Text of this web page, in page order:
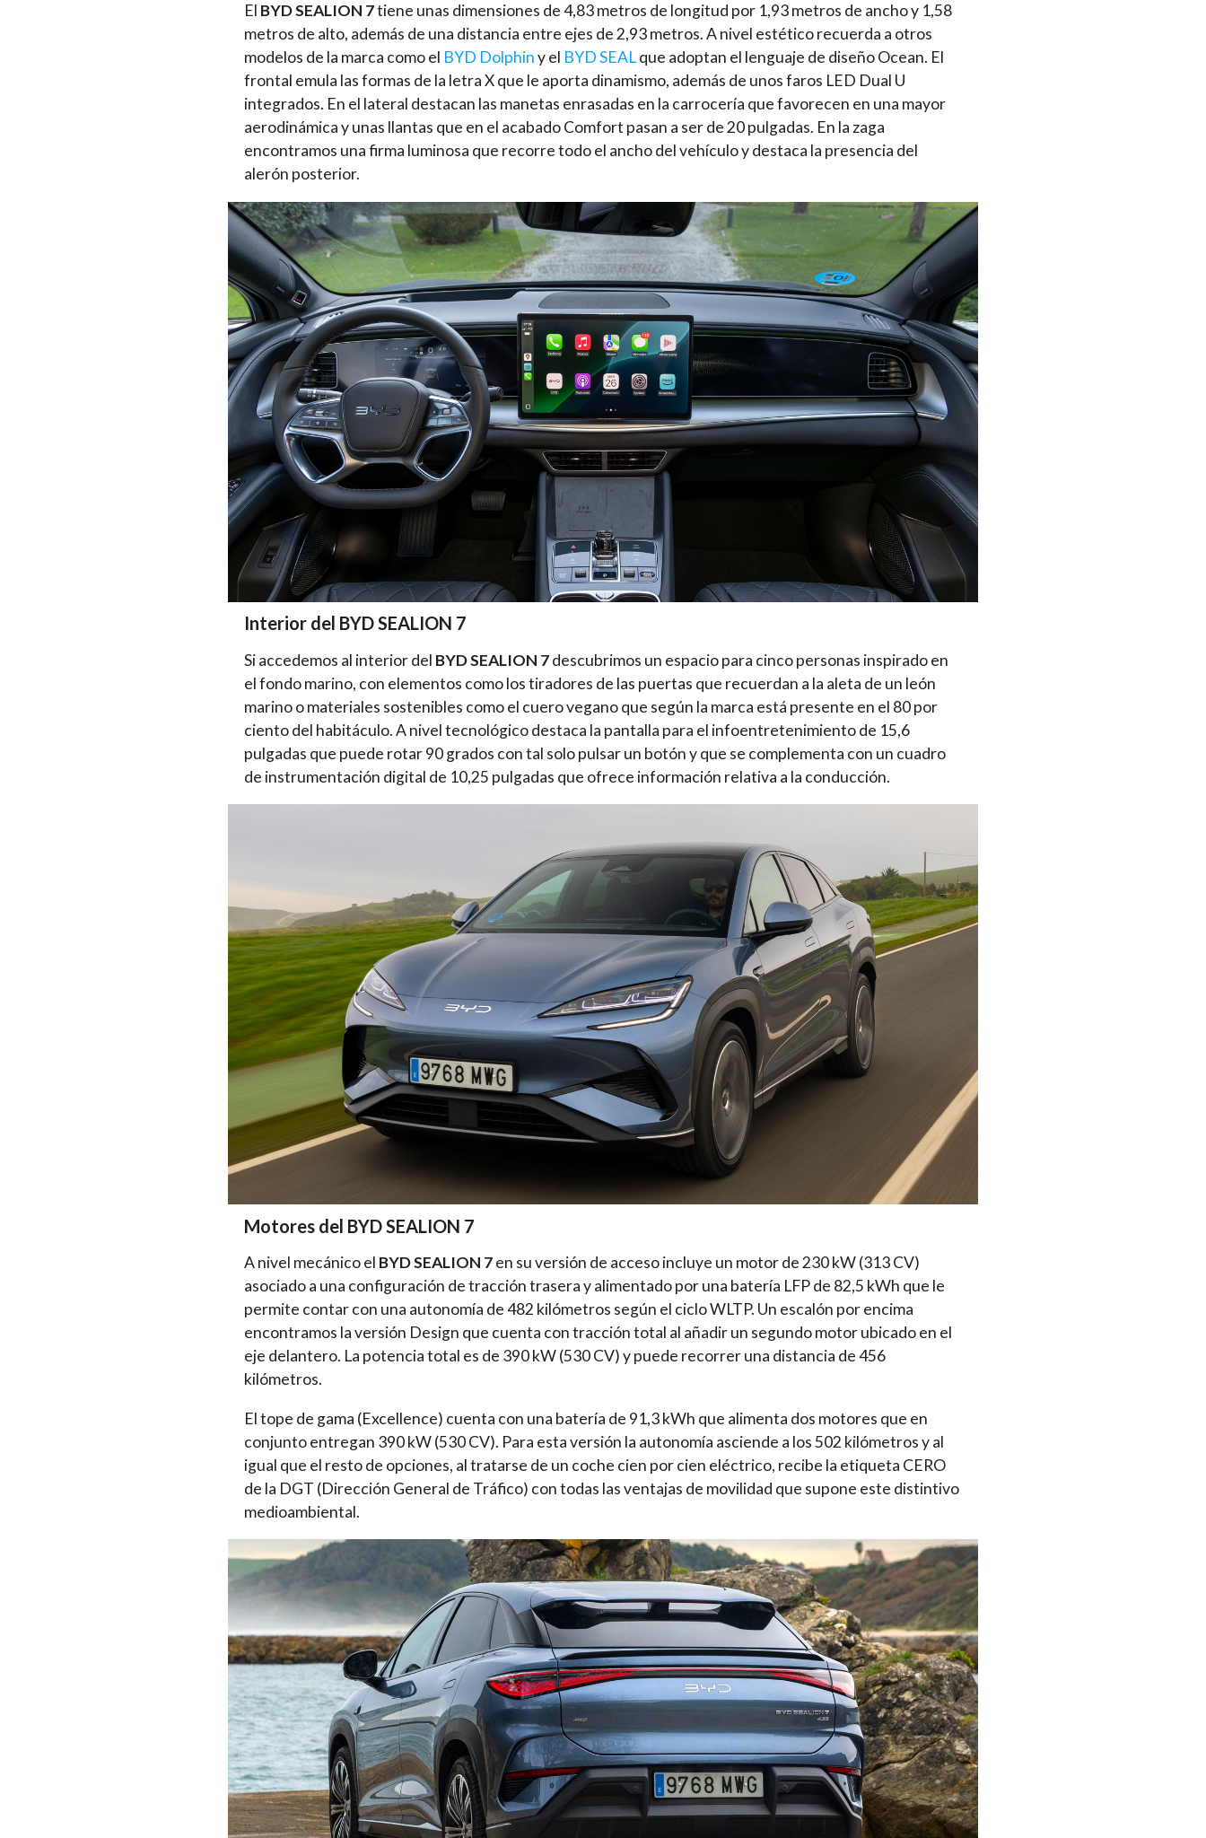
El BYD SEALION 7tiene unas dimensiones de 4,83 metros de longitud por 1,93 metros de ancho y 1,58
metros de alto, además de una distancia entre ejes de 2,93 metros. A nivel estético recuerda a otros
modelos de la marca como el BYD Dolphiny el BYD SEALque adoptan el lenguaje de diseño Ocean. El
frontal emula las formas de la letra X que le aporta dinamismo, además de unos faros LED Dual U
integrados. En el lateral destacan las manetas enrasadas en la carrocería que favorecen en una mayor
aerodinámica y unas llantas que en el acabado Comfort pasan a ser de 20 pulgadas. En la zaga
encontramos una firma luminosa que recorre todo el ancho del vehículo y destaca la presencia del
alerón posterior.
Interior del BYD SEALION 7
Si accedemos al interior del BYD SEALION 7descubrimos un espacio para cinco personas inspirado en
el fondo marino, con elementos como los tiradores de las puertas que recuerdan a la aleta de un león
marino o materiales sostenibles como el cuero vegano que según la marca está presente en el 80 por
ciento del habitáculo. A nivel tecnológico destaca la pantalla para el infoentretenimiento de 15,6
pulgadas que puede rotar 90 grados con tal solo pulsar un botón y que se complementa con un cuadro
de instrumentación digital de 10,25 pulgadas que ofrece información relativa a la conducción.
Motores del BYD SEALION 7
A nivel mecánico el BYD SEALION 7en su versión de acceso incluye un motor de 230 kW (313 CV)
asociado a una configuración de tracción trasera y alimentado por una batería LFP de 82,5 kWh que le
permite contar con una autonomía de 482 kilómetros según el ciclo WLTP. Un escalón por encima
encontramos la versión Design que cuenta con tracción total al añadir un segundo motor ubicado en el
eje delantero. La potencia total es de 390 kW (530 CV) y puede recorrer una distancia de 456
kilómetros.
El tope de gama (Excellence) cuenta con una batería de 91,3 kWh que alimenta dos motores que en
conjunto entregan 390 kW (530 CV). Para esta versión la autonomía asciende a los 502 kilómetros y al
igual que el resto de opciones, al tratarse de un coche cien por cien eléctrico, recibe la etiqueta CERO
de la DGT (Dirección General de Tráfico) con todas las ventajas de movilidad que supone este distintivo
medioambiental.